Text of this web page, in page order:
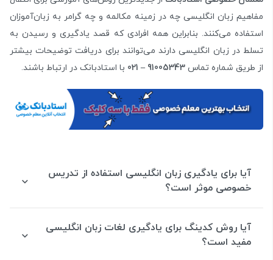
مفاهیم زبان انگلیسی چه در زمینه مکالمه و چه گرامر به زبان‌آموزان
استفاده می‌کنند. بنابراین همه افرادی که قصد یادگیری و رسیدن به
تسلط در زبان انگلیسی دارند می‌توانند برای دریافت توضیحات بیشتر
از طریق شماره تماس 91005343 – 021 با استادبانک در ارتباط باشند.
آیا برای یادگیری زبان انگلیسی استفاده از تدریس
خصوصی موثر است؟
آیا روش کدینگ برای یادگیری لغات زبان انگلیسی
مفید است؟